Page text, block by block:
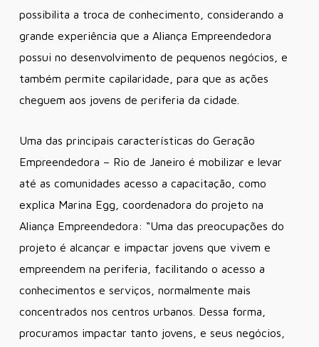
possibilita a troca de conhecimento, considerando a
grande experiência que a Aliança Empreendedora
possui no desenvolvimento de pequenos negócios, e
também permite capilaridade, para que as ações
cheguem aos jovens de periferia da cidade.
Uma das principais características do Geração
Empreendedora – Rio de Janeiro é mobilizar e levar
até as comunidades acesso a capacitação, como
explica Marina Egg, coordenadora do projeto na
Aliança Empreendedora: “Uma das preocupações do
projeto é alcançar e impactar jovens que vivem e
empreendem na periferia, facilitando o acesso a
conhecimentos e serviços, normalmente mais
concentrados nos centros urbanos. Dessa forma,
procuramos impactar tanto jovens, e seus negócios,